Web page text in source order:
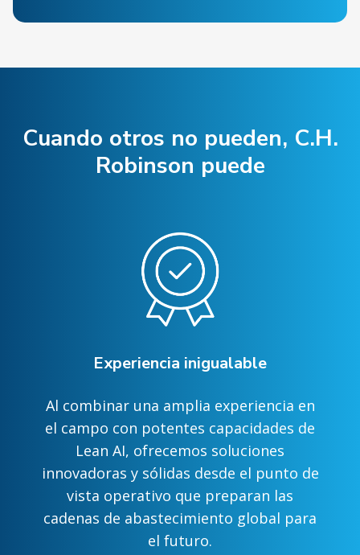
Cuando otros no pueden, C.H.
Robinson puede
Experiencia inigualable
Al combinar una amplia experiencia en
el campo con potentes capacidades de
Lean AI, ofrecemos soluciones
innovadoras y sólidas desde el punto de
vista operativo que preparan las
cadenas de abastecimiento global para
el futuro.